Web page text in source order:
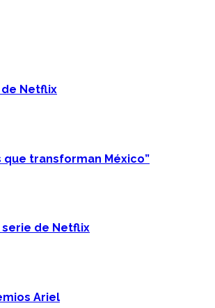
de Netflix
que transforman México”
serie de Netflix
Ariel